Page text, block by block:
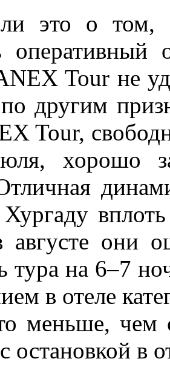
это о том,
оперативный
Tour не
другим
Tour,
хорошо
августе они
тура на 6–7
в отеле
меньше, чем
остановкой в